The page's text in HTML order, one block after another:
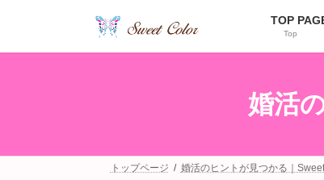
プ
動
TOP
Top
婚活
トップページ 婚活のヒントが見つかる｜